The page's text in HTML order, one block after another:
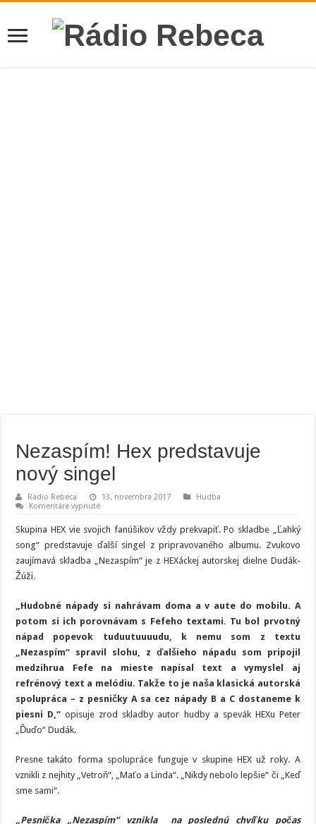
Nezaspím! Hex predstavuje
nový singel
Rádio Rebeca 13. novembra 2017
Hudba
Komentáre vypnuténa
Hex
predstavuje
nový
Skupina HEX vie svojich fanúšikov vždy prekvapiť. Po skladbe „Ľahký
song“ predstavuje ďalší singel z pripravovaného albumu. Zvukovo
zaujímavá skladba „Nezaspím“ je z HEXáckej autorskej dielne Dudák-
Žúži.
„Hudobné nápady si nahrávam doma a v aute do mobilu. A
potom si ich porovnávam s Fefeho textami. Tu bol prvotný
nápad popevok tuduutuuuudu, k nemu som z textu
„Nezaspím“ spravil slohu, z ďalšieho nápadu som pripojil
medzihrua Fefe na mieste napísal text a vymyslel aj
refrénový text a melódiu. Takže to je naša klasická autorská
spolupráca – z pesničky A sa cez nápady B a C dostaneme k
piesni D,“opisuje zrod skladby autor hudby a spevák HEXu Peter
„Ďuďo“ Dudák.
Presne takáto forma spolupráce funguje v skupine HEX už roky. A
vznikli z nejhity „Vetroň“, „Maťo a Linda“. „Nikdy nebolo lepšie“ či „Keď
sme sami“.
„Pesnička „Nezaspím“ vznikla na poslednú chvíľku počas